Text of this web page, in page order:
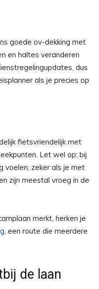
goede ov-dekking met
en haltes veranderen
dus
als je precies op
fietsvriendelijk met
Let wel op: bij
voelen, zeker als je met
zijn meestal vroeg in de
merkt, herken je
, een route die meerdere
de laan